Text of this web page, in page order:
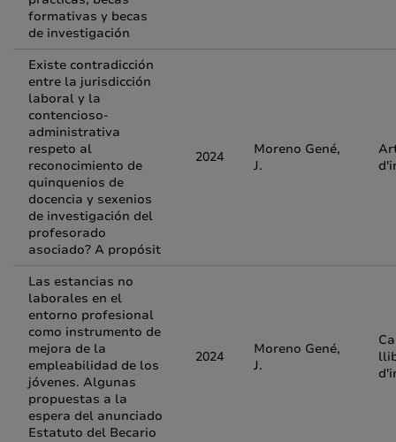
formativas y becas
de investigación
Existe contradicción
entre la jurisdicción
laboral y la
contencioso-
administrativa
respeto al
reconocimiento de
quinquenios de
docencia y sexenios
de investigación del
profesorado
asociado? A propósit
2024
Moreno Gené,
J.
Las estancias no
laborales en el
entorno profesional
como instrumento de
mejora de la
empleabilidad de los
jóvenes. Algunas
propuestas a la
espera del anunciado
Estatuto del Becario
2024
Moreno Gené,
J.